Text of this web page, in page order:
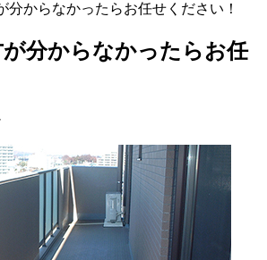
分からなかったらお任せください！
分からなかったらお任